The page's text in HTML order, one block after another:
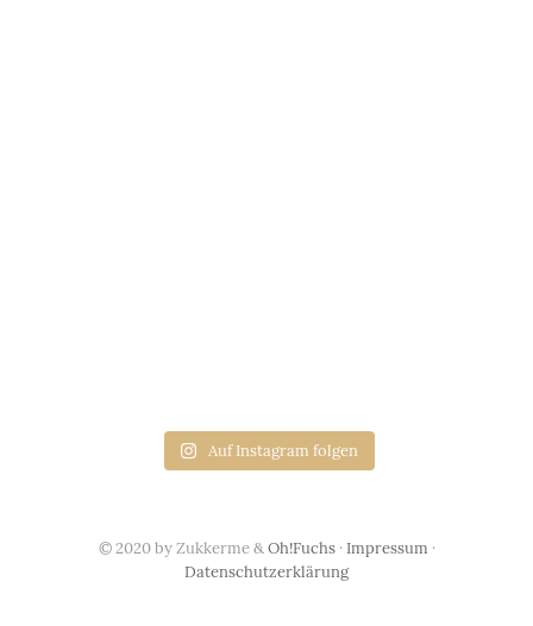
Auf Instagram folgen
© 2020 by Zukkerme &Oh!Fuchs· Impressum ·
Datenschutzerklärung